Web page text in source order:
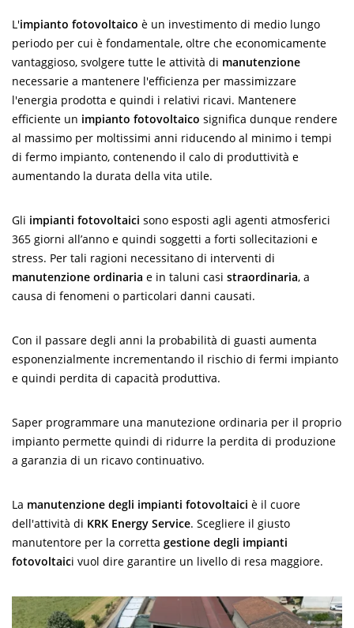
L'impianto fotovoltaico è un investimento di medio lungo
periodo per cui è fondamentale, oltre che economicamente
vantaggioso, svolgere tutte le attività di manutenzione
necessarie a mantenere l'efficienza per massimizzare
l'energia prodotta e quindi i relativi ricavi. Mantenere
efficiente un impianto fotovoltaico significa dunque rendere
al massimo per moltissimi anni riducendo al minimo i tempi
di fermo impianto, contenendo il calo di produttività e
aumentando la durata della vita utile.
Gli impianti fotovoltaici sono esposti agli agenti atmosferici
365 giorni all’anno e quindi soggetti a forti sollecitazioni e
stress. Per tali ragioni necessitano di interventi di
manutenzione ordinaria e in taluni casi straordinaria, a
causa di fenomeni o particolari danni causati.
Con il passare degli anni la probabilità di guasti aumenta
esponenzialmente incrementando il rischio di fermi impianto
e quindi perdita di capacità produttiva.
Saper programmare una manutezione ordinaria per il proprio
impianto permette quindi di ridurre la perdita di produzione
a garanzia di un ricavo continuativo.
La manutenzione degli impianti fotovoltaici è il cuore
dell'attività di KRK Energy Service. Scegliere il giusto
manutentore per la corretta gestione degli impianti
fotovoltaici vuol dire garantire un livello di resa maggiore.